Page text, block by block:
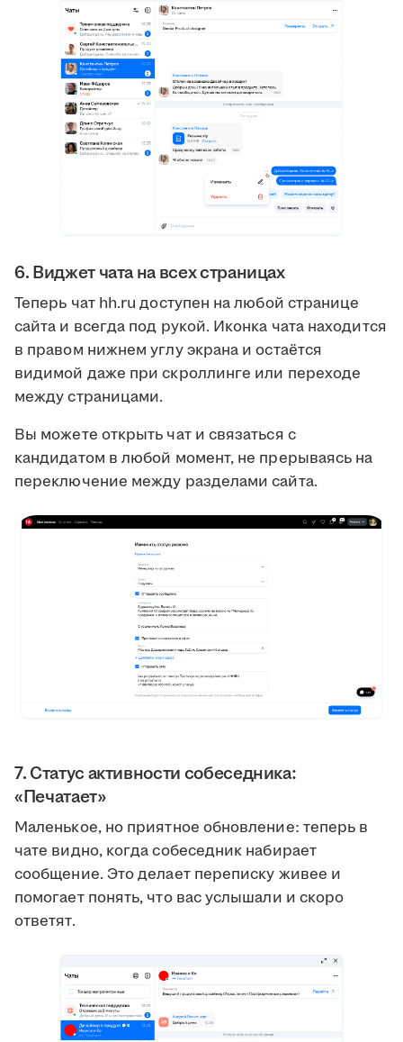
6. Виджет чата на всех страницах
Теперь чат hh.ru доступен на любой странице
сайта и всегда под рукой. Иконка чата находится
в правом нижнем углу экрана и остаётся
видимой даже при скроллинге или переходе
между страницами.
Вы можете открыть чат и связаться с
кандидатом в любой момент, не прерываясь на
переключение между разделами сайта.
7. Статус активности собеседника:
«Печатает»
Маленькое, но приятное обновление: теперь в
чате видно, когда собеседник набирает
сообщение. Это делает переписку живее и
помогает понять, что вас услышали и скоро
ответят.